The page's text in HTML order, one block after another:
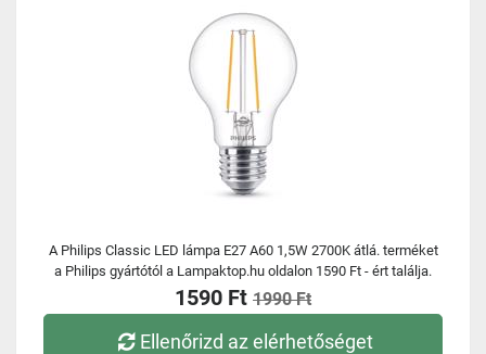
A Philips Classic LED lámpa E27 A60 1,5W 2700K átlá. terméket
a Philips gyártótól a Lampaktop.hu oldalon 1590 Ft - ért találja.
1590 Ft 1990 Ft
Ellenőrizd az elérhetőséget